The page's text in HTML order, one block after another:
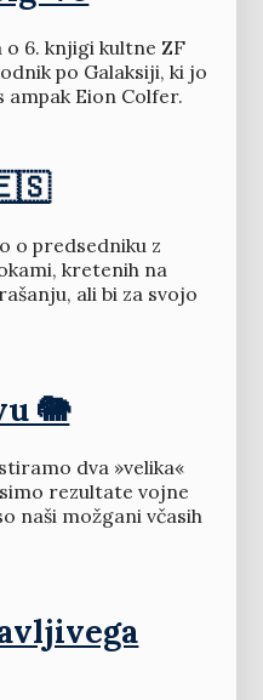
6. knjigi kultne ZF
po Galaksiji, ki jo
ampak Eion Colfer.
o predsedniku z
kretenih na
ali bi za svojo
🐘
dva »velika«
rezultate vojne
naši možgani včasih